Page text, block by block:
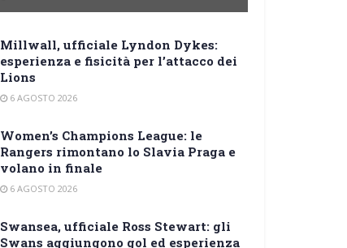
Millwall, ufficiale Lyndon Dykes:
esperienza e fisicità per l’attacco dei
Lions
6 AGOSTO 2026
Women’s Champions League: le
Rangers rimontano lo Slavia Praga e
volano in finale
6 AGOSTO 2026
Swansea, ufficiale Ross Stewart: gli
Swans aggiungono gol ed esperienza